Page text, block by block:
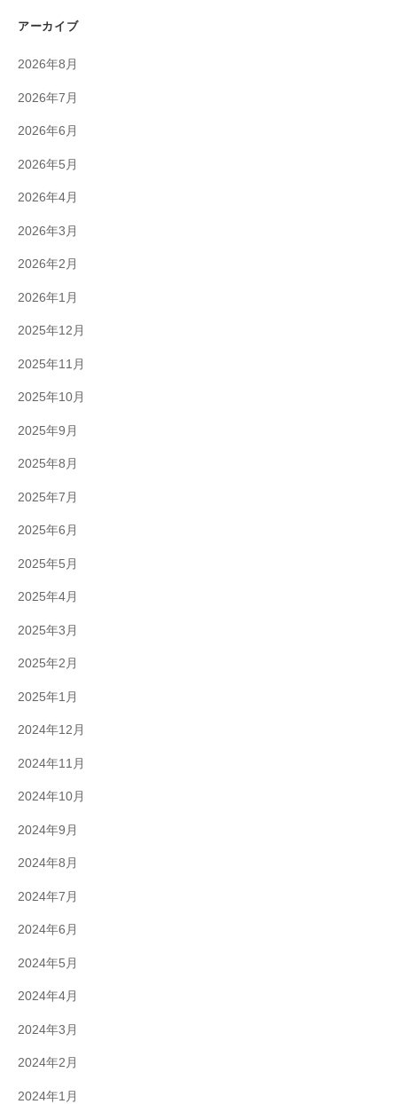
アーカイブ
2026年8月
2026年7月
2026年6月
2026年5月
2026年4月
2026年3月
2026年2月
2026年1月
2025年12月
2025年11月
2025年10月
2025年9月
2025年8月
2025年7月
2025年6月
2025年5月
2025年4月
2025年3月
2025年2月
2025年1月
2024年12月
2024年11月
2024年10月
2024年9月
2024年8月
2024年7月
2024年6月
2024年5月
2024年4月
2024年3月
2024年2月
2024年1月